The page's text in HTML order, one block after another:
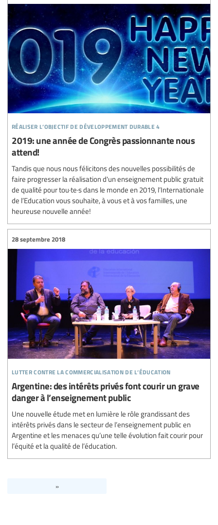
réaliser l’objectif de développement durable 4
2019: une année de Congrès passionnante nous
attend!
Tandis que nous nous félicitons des nouvelles possibilités de
faire progresser la réalisation d'un enseignement public gratuit
de qualité pour tou·te·s dans le monde en 2019, l’Internationale
de l’Education vous souhaite, à vous et à vos familles, une
heureuse nouvelle année!
lutter contre la commercialisation de l’éducation
28 septembre 2018
Argentine: des intérêts privés font courir un grave
danger à l’enseignement public
Une nouvelle étude met en lumière le rôle grandissant des
intérêts privés dans le secteur de l’enseignement public en
Argentine et les menaces qu’une telle évolution fait courir pour
l’équité et la qualité de l’éducation.
»